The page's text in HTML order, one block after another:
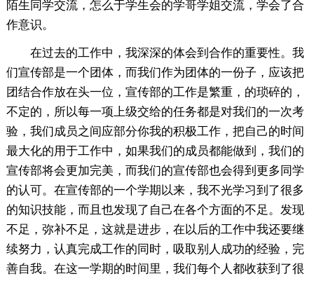
陌生同学交流，怎么于学生会的学哥学姐交流，学会了合
作意识。
在过去的工作中，我深深的体会到合作的重要性。我
们宣传部是一个团体，而我们作为团体的一份子，应该把
团结合作放在头一位，宣传部的工作是繁重，的琐碎的，
不定的，所以每一项上级交给的任务都是对我们的一次考
验，我们成员之间应部分你我的积极工作，把自己的时间
最大化的用于工作中，如果我们的成员都能做到，我们的
宣传部将会更加完美，而我们的宣传部也会得到更多同学
的认可。在宣传部的一个学期以来，我不光学习到了很多
的知识技能，而且也发现了自己在各个方面的不足。发现
不足，弥补不足，这就是进步，在以后的工作中我还要继
续努力，认真完成工作的同时，吸取别人成功的经验，完
善自我。在这一学期的时间里，我们每个人都收获到了很